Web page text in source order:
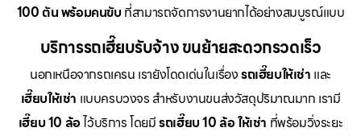
100 ตัน พร้อมคนขับ ที่สามารถจัดการงานยากได้อย่างสมบูรณ์แบบ
บริการรถเฮี๊ยบรับจ้าง ขนย้ายสะดวกรวดเร็ว
นอกเหนือจากรถเครน เรายังโดดเด่นในเรื่องรถเฮี๊ยบให้เช่า และ
เฮี๊ยบให้เช่า แบบครบวงจร สำหรับงานขนส่งวัสดุปริมาณมาก เรามี
เฮี๊ยบ 10 ล้อไว้บริการ โดยมีรถเฮี๊ยบ 10 ล้อ ให้เช่า ที่พร้อมวิ่งระยะ